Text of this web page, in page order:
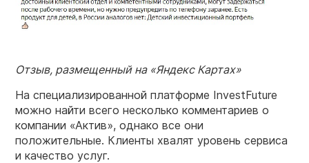
Отзыв, размещенный на «Яндекс Картах»
На специализированной платформе InvestFuture
можно найти всего несколько комментариев о
компании «Актив», однако все они
положительные. Клиенты хвалят уровень сервиса
и качество услуг.